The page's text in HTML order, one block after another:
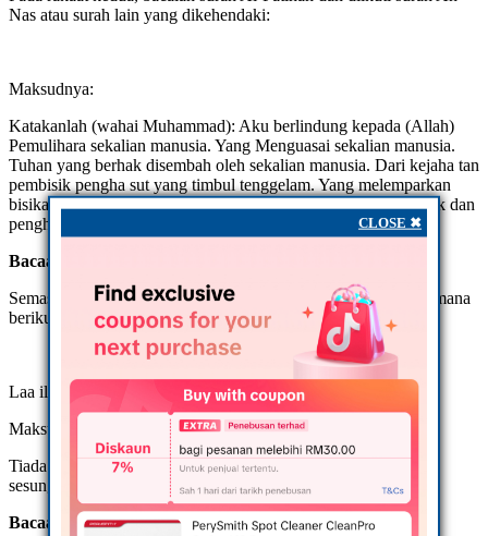
Nas atau surah lain yang dikehendaki:
Maksudnya:
Katakanlah (wahai Muhammad): Aku berlindung kepada (Allah)
Pemulihara sekalian manusia. Yang Menguasai sekalian manusia.
Tuhan yang berhak disembah oleh sekalian manusia. Dari kejaha tan
pembisik pengha sut yang timbul tenggelam. Yang melemparkan
bisikan dan hasu tannya ke dalam hati manusia. (Iaitu pembi sik dan
pengha sut) dari kalangan ji n dan manusia
Bacaan Dalam Sujud Akhir
Semasa sujud akhir sebelum tahiyat akhir, ucapkanlah sebagaimana
berikut sebanyak 40 kali:
Laa ilaaha illa anta subhanaka inni kuntu minazzolimin
Maksudnya:
Tiada Tuhan melainkan Engkau, Ya Allah! Maha Suci Engkau,
sesungguhnya aku daripada golongan orang-orang yang zalim.
Bacaan Selepas Memberi Salam
CLOSE ✖